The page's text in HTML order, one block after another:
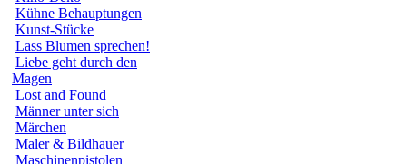
Kühne Behauptungen
Kunst-Stücke
Lass Blumen sprechen!
Liebe geht durch den
Magen
Lost and Found
Männer unter sich
Märchen
Maler & Bildhauer
Maschinenpistolen